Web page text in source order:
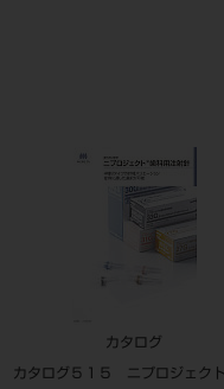
カタログ
カタログ５１５ ニプロジェク